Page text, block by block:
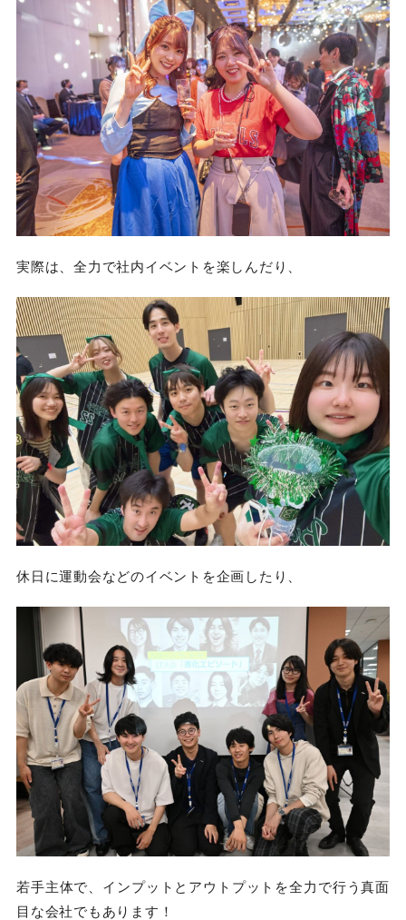
実際は、全力で社内イベントを楽しんだり、
休日に運動会などのイベントを企画したり、
若手主体で、インプットとアウトプットを全力で行う真面
目な会社でもあります！